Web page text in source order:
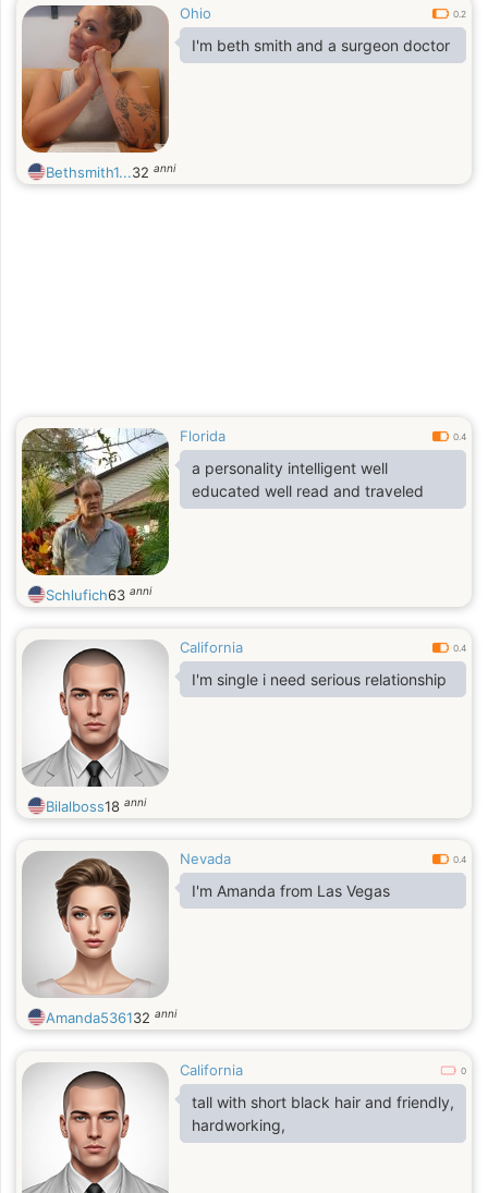
Ohio 0.2
I'm beth smith and a surgeon doctor
Bethsmith1...32 anni
Florida 0.4
a personality intelligent well
educated well read and traveled
Schlufich63 anni
California 0.4
I'm single i need serious relationship
Bilalboss18 anni
Nevada 0.4
I'm Amanda from Las Vegas
Amanda536132 anni
California 0
tall with short black hair and friendly,
hardworking,